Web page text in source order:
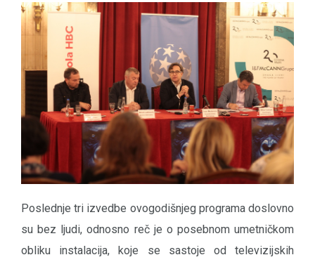
Poslednje tri izvedbe ovogodišnjeg programa doslovno
su bez ljudi, odnosno reč je o posebnom umetničkom
obliku instalacija, koje se sastoje od televizijskih